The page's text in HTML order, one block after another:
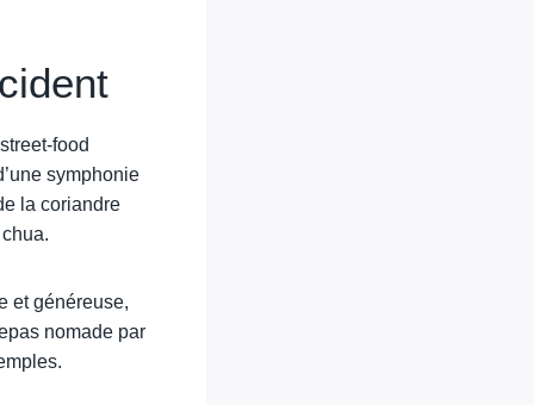
food
symphonie
la coriandre
et généreuse,
nomade par